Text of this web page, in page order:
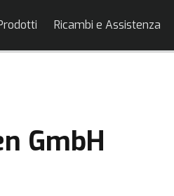
Ricambi e Assistenza
GmbH